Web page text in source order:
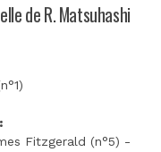
de R. Matsuhashi
Fitzgerald (n°5) -